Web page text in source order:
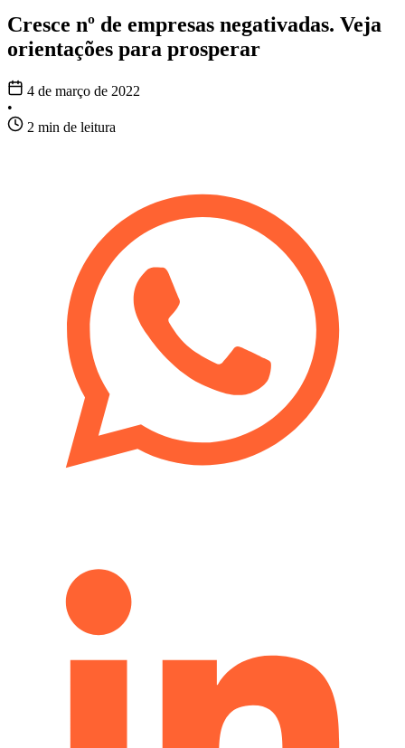
Cresce nº de empresas negativadas. Veja
orientações para prosperar
4 de março de 2022
•
2 min de leitura